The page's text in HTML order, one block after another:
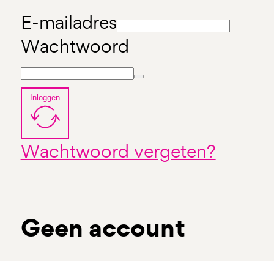
E-mailadres
Wachtwoord
Inloggen
Wachtwoord vergeten?
Geen account